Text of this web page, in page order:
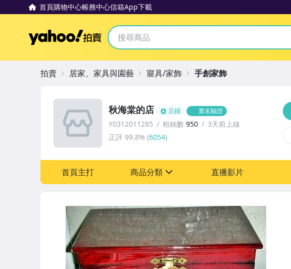
首頁購物中心帳務中心信箱App下載
Yahoo拍賣
秋海棠的店 店鋪 實名驗證
Y0312011285 粉絲數 950
3天前上線
正評 99.8% (6054)
首頁主打 商品分類 直播影片
拍賣 居家、家具與園藝 寢具/家飾 手創家飾